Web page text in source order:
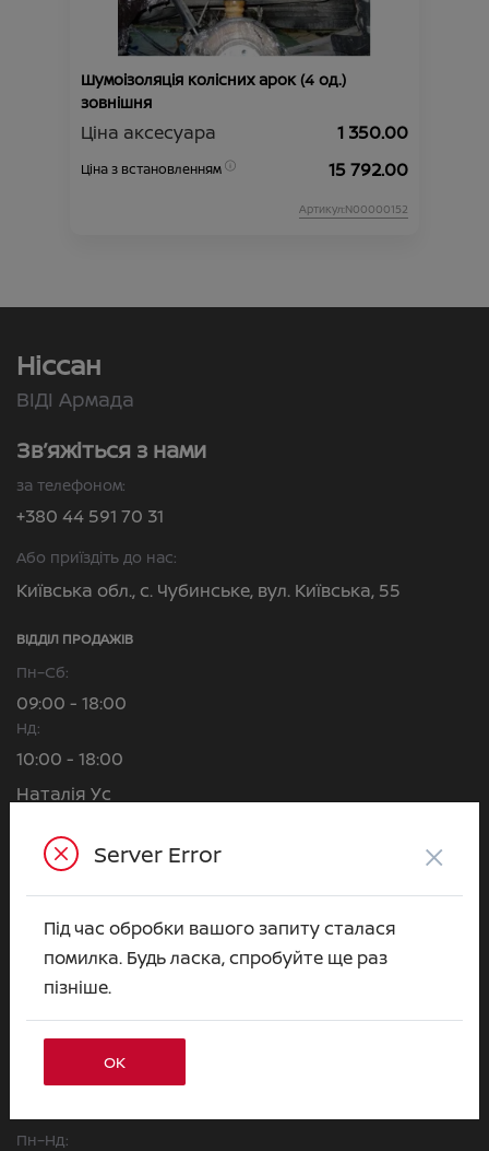
Шумоізоляція колісних арок (4 од.)
зовнішня
Ціна аксесуара 1 350.00
Ціна з встановленням 15 792.00
Артикул:N00000152
Ніссан
ВІДІ Армада
Зв’яжіться з нами
за телефоном:
+380 44 591 70 31
Або приїздіть до нас:
Київська обл., с. Чубинське, вул. Київська, 55
ВІДДІЛ ПРОДАЖІВ
Пн–Сб:
09:00 - 18:00
Нд:
10:00 - 18:00
Наталія Ус
Марія Кучерява
Валерія Липовська
+380 63 063 50 99
Євгеній Куценко
Альона Горобець
+380 63 063 31 22
Пн–Нд:
Server Error ×
Під час обробки вашого запиту сталася
помилка. Будь ласка, спробуйте ще раз
пізніше.
ОК